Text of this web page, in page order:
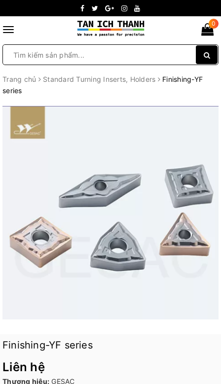
Toggle
0
Trang chủ Standard Turning Inserts, Holders
Finishing-YF
series
Finishing-YF series
Liên hệ
Thương hiệu: GESAC